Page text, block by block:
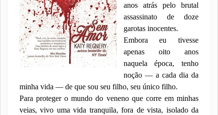
anos atrás pelo brutal
assassinato de doze
garotas inocentes.
Embora eu tivesse
apenas oito anos
naquela época, tenho
noção — a cada dia da
minha vida — de que sou seu filho, seu único filho.
Para proteger o mundo do veneno que corre em minhas
veias, vivo uma vida tranquila, fora de vista, isolado da